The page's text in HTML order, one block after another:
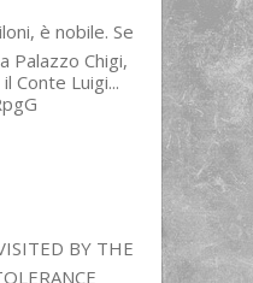
è nobile. Se
Palazzo Chigi,
Conte Luigi...
BY THE